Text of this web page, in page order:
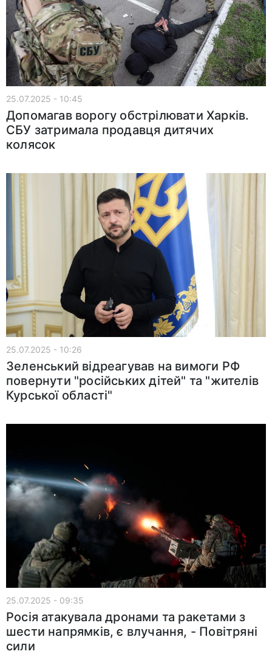
25.07.2025 - 10:45
Допомагав ворогу обстрілювати Харків.
СБУ затримала продавця дитячих
колясок
25.07.2025 - 10:26
Зеленський відреагував на вимоги РФ
повернути "російських дітей" та "жителів
Курської області"
25.07.2025 - 09:35
Росія атакувала дронами та ракетами з
шести напрямків, є влучання, - Повітряні
сили